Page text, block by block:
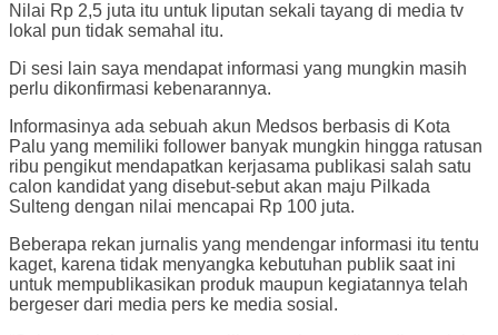
Nilai Rp 2,5 juta itu untuk liputan sekali tayang di media tv
lokal pun tidak semahal itu.
Di sesi lain saya mendapat informasi yang mungkin masih
perlu dikonfirmasi kebenarannya.
Informasinya ada sebuah akun Medsos berbasis di Kota
Palu yang memiliki follower banyak mungkin hingga ratusan
ribu pengikut mendapatkan kerjasama publikasi salah satu
calon kandidat yang disebut-sebut akan maju Pilkada
Sulteng dengan nilai mencapai Rp 100 juta.
Beberapa rekan jurnalis yang mendengar informasi itu tentu
kaget, karena tidak menyangka kebutuhan publik saat ini
untuk mempublikasikan produk maupun kegiatannya telah
bergeser dari media pers ke media sosial.